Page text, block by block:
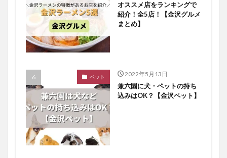
オススメ店をランキングで
紹介！全5店！【金沢グルメ
まとめ】
ペット 2022年5月13日
兼六園に犬・ペットの持ち
込みはOK？【金沢ペット】